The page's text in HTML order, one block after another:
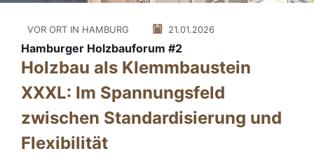
VOR ORT IN HAMBURG 21.01.2026
Hamburger Holzbauforum #2
Holzbau als Klemmbaustein
XXXL: Im Spannungsfeld
zwischen Standardisierung und
Flexibilität